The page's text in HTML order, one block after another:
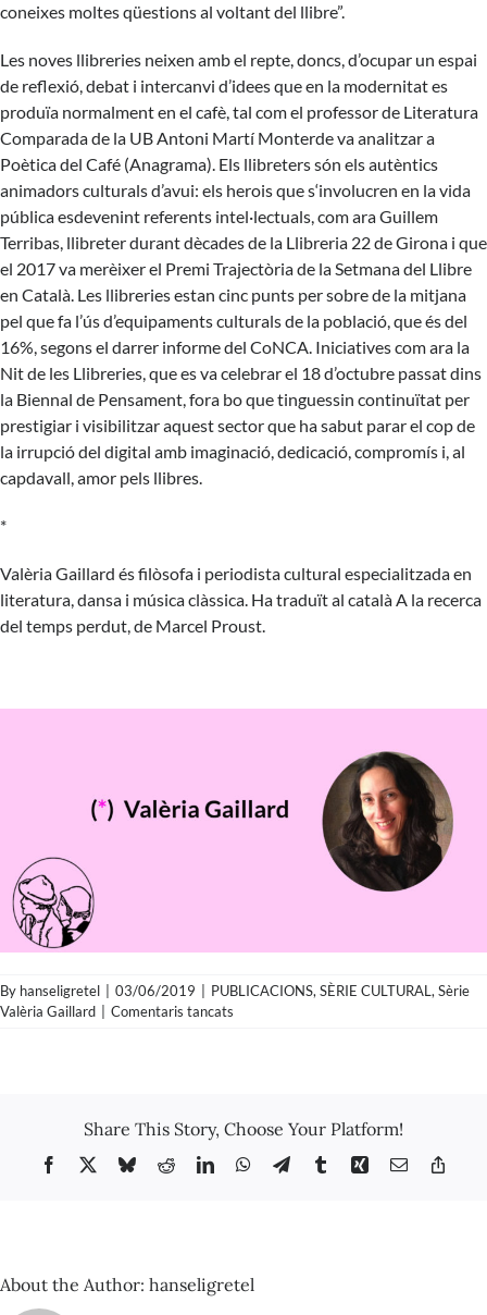
coneixes moltes qüestions al voltant del llibre”.
Les noves llibreries neixen amb el repte, doncs, d’ocupar un espai
de reflexió, debat i intercanvi d’idees que en la modernitat es
produïa normalment en el cafè, tal com el professor de Literatura
Comparada de la UB Antoni Martí Monterde va analitzar a
Poètica del Café (Anagrama). Els llibreters són els autèntics
animadors culturals d’avui: els herois que s‘involucren en la vida
pública esdevenint referents intel·lectuals, com ara Guillem
Terribas, llibreter durant dècades de la Llibreria 22de Girona i que
el 2017 va merèixer el Premi Trajectòria de la Setmana del Llibre
en Català. Les llibreries estan cinc punts per sobre de la mitjana
pel que fa l’ús d’equipaments culturals de la població, que és del
16%, segons el darrer informe del CoNCA. Iniciatives com ara la
Nit de les Llibreries, que es va celebrar el 18 d’octubre passat dins
la Biennal de Pensament, fora bo que tinguessin continuïtat per
prestigiar i visibilitzar aquest sector que ha sabut parar el cop de
la irrupció del digital amb imaginació, dedicació, compromís i, al
capdavall, amor pels llibres.
*
Valèria Gaillard és filòsofa i periodista cultural especialitzada en
literatura, dansa i música clàssica. Ha traduït al catalàA la recerca
del temps perdut, de Marcel Proust.
By hanseligretel 03/06/2019 PUBLICACIONS,SÈRIE CULTURAL,Sèrie
Valèria Gaillard
Comentaris tancats
els
nous
“cafè
Share This Story, Choose Your Platform!
Facebook BlueskyRedditLinkedInWhatsApp
TelegramTumblrXing Email
About the Author: hanseligretel